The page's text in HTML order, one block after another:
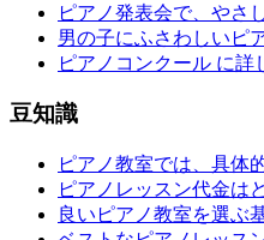
ピアノ発表会で、やさ
男の子にふさわしいピ
ピアノコンクール に詳
豆知識
ピアノ教室では、具体
ピアノレッスン代金は
良いピアノ教室を選ぶ